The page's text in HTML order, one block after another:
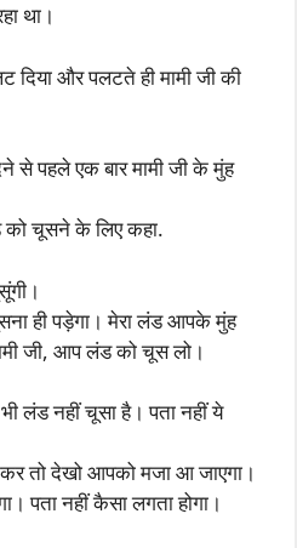
था।
दिया और पलटते ही मामी जी की
से पहले एक बार मामी जी के मुंह
को चूसने के लिए कहा.
ही पड़ेगा। मेरा लंड आपके मुंह
जी, आप लंड को चूस लो।
लंड नहीं चूसा है। पता नहीं ये
तो देखो आपको मजा आ जाएगा।
पता नहीं कैसा लगता होगा।